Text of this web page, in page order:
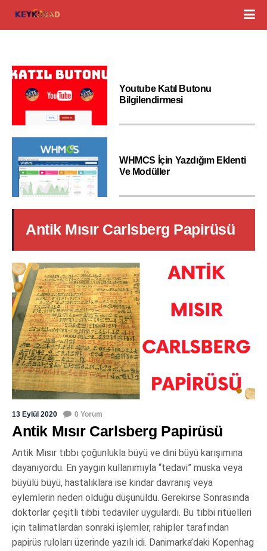
Youtube Katıl Butonu
Bilgilendirmesi
WHMCS İçin Yazdığım Eklenti
Ve Modüller
Antik Mısır Carlsberg Papirüsü
13 Eylül 2020 0 Yorum
Antik Mısır Carlsberg Papirüsü
Antik Mısır tıbbı çoğunlukla büyü ve dini büyü karışımına
dayanıyordu. En yaygın kullanımıyla “tedavi” muska veya
büyülü büyü, hastalıklara ise kindar davranış veya
eylemlerin neden olduğu düşünüldü. Gerekirse Sonrasında
doktorlar çeşitli tıbbi tedaviler uygulardı. Bu tıbbi ritüelleri
için talimatlardan sonraki işlemler, rahipler tarafından
papirüs ruloları üzerinde yazılı idi. Danimarka’daki Kopenhag